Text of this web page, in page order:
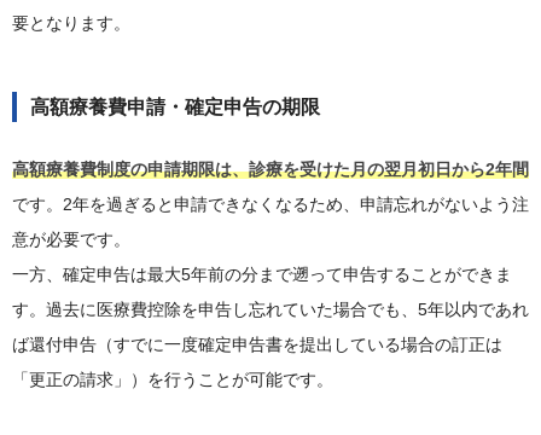
要となります。
高額療養費申請・確定申告の期限
高額療養費制度の申請期限は、診療を受けた月の翌月初日から2年間
です。2年を過ぎると申請できなくなるため、申請忘れがないよう注
意が必要です。
一方、確定申告は最大5年前の分まで遡って申告することができま
す。過去に医療費控除を申告し忘れていた場合でも、5年以内であれ
ば還付申告（すでに一度確定申告書を提出している場合の訂正は
「更正の請求」）を行うことが可能です。